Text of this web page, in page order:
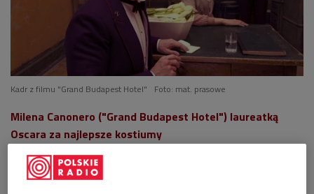
Kadr z filmu "Grand Budapest Hotel" Foto: mat. prasowe
Milena Canonero ("Grand Budapest Hotel") laureatką
Oscara za najlepsze kostiumy